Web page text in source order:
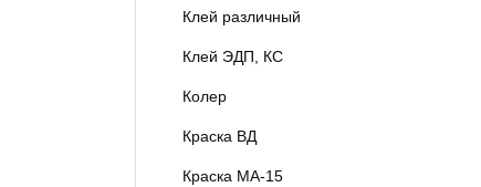
Клей различный
Клей ЭДП, КС
Колер
Краска ВД
Краска МА-15